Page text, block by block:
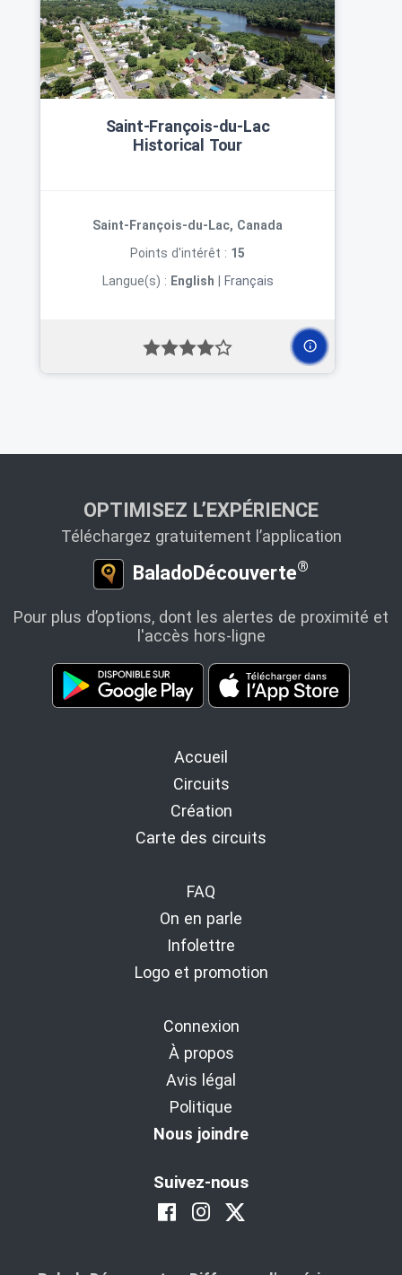
Saint‑François‑du‑Lac
Historical Tour
Saint-François-du-Lac, Canada
Points d'intérêt : 15
Langue(s) : English Français
OPTIMISEZ L’EXPÉRIENCE
Téléchargez gratuitement l’application
BaladoDécouverte®
Pour plus d’options, dont les alertes de proximité et
l'accès hors-ligne
Accueil
Circuits
Création
Carte des circuits
FAQ
On en parle
Infolettre
Logo et promotion
Connexion
À propos
Avis légal
Politique
Nous joindre
Suivez-nous